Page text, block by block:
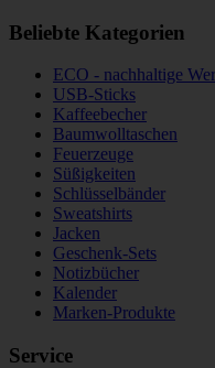
Beliebte Kategorien
ECO - nachhaltige
USB-Sticks
Kaffeebecher
Baumwolltaschen
Feuerzeuge
Süßigkeiten
Schlüsselbänder
Sweatshirts
Jacken
Geschenk-Sets
Notizbücher
Kalender
Marken-Produkte
Service